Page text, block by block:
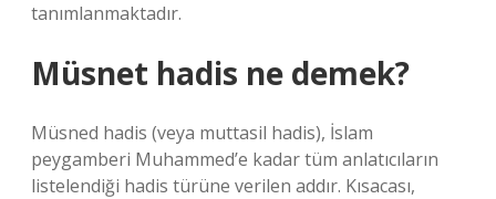
tanımlanmaktadır.
Müsnet hadis ne demek?
Müsned hadis (veya muttasil hadis), İslam
peygamberi Muhammed’e kadar tüm anlatıcıların
listelendiği hadis türüne verilen addır. Kısacası,